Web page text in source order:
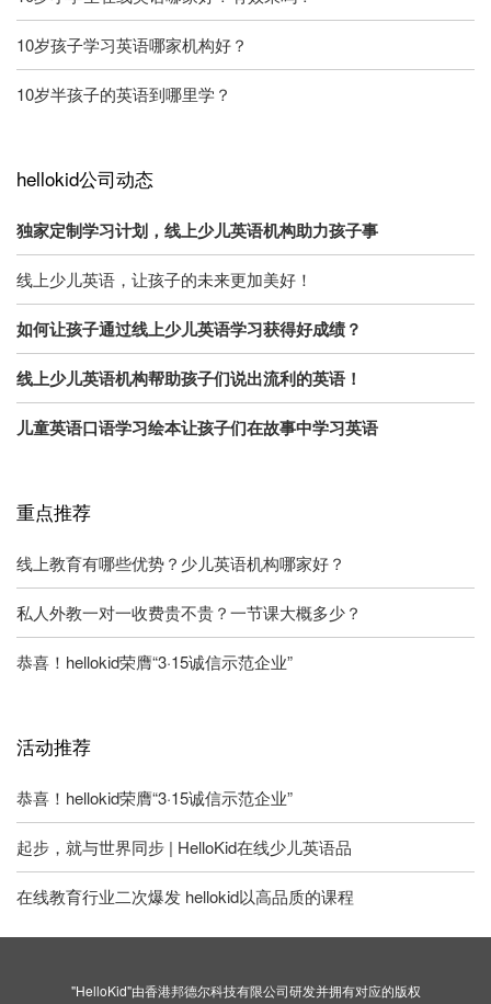
10岁孩子学习英语哪家机构好？
10岁半孩子的英语到哪里学？
hellokid公司动态
独家定制学习计划，线上少儿英语机构助力孩子事
线上少儿英语，让孩子的未来更加美好！
如何让孩子通过线上少儿英语学习获得好成绩？
线上少儿英语机构帮助孩子们说出流利的英语！
儿童英语口语学习绘本让孩子们在故事中学习英语
重点推荐
线上教育有哪些优势？少儿英语机构哪家好？
私人外教一对一收费贵不贵？一节课大概多少？
恭喜！hellokid荣膺“3·15诚信示范企业”
活动推荐
恭喜！hellokid荣膺“3·15诚信示范企业”
起步，就与世界同步 | HelloKid在线少儿英语品
在线教育行业二次爆发 hellokid以高品质的课程
"HelloKid"由香港邦德尔科技有限公司研发并拥有对应的版权